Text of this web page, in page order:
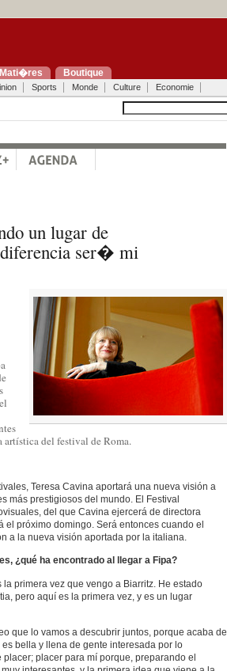
Mati�res Boutique
Sports Monde Culture Economie
un lugar de
ser� mi
del festival de Roma.
Teresa Cavina aportará una nueva visión a
más prestigiosos del mundo. El Festival
del que Cavina ejercerá de directora
el próximo domingo. Será entonces cuando el
a la nueva visión aportada por la italiana.
¿qué ha encontrado al llegar a Fipa?
primera vez que vengo a Biarritz. He estado
pero aquí es la primera vez, y es un lugar
que lo vamos a descubrir juntos, porque acaba de
bella y llena de gente interesada por lo
placer para mí porque, preparando el